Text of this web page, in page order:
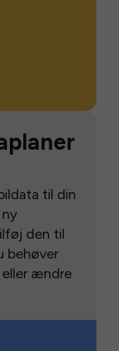
til din
den til
behøver
eller ændre